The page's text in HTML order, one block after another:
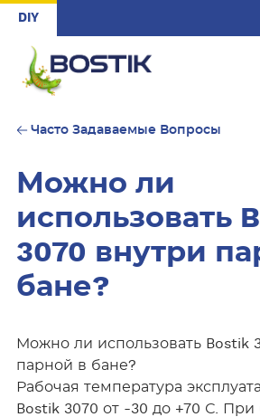
Skip to main content
DIY
Часто Задаваемые Вопросы
Можно ли
использовать
3070 внутри
бане?
Можно ли использовать Bostik
парной в бане?
Рабочая температура
Bostik 3070 от -30 до +70 С.